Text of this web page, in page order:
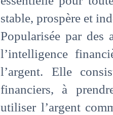
stable, prospère et
Popularisée par des
l’intelligence
l’argent. Elle
financiers, à
utiliser l’argent